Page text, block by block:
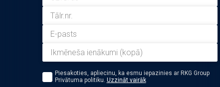
Piesakoties, apliecinu, ka esmu iepazinies ar RKG Group
Privātuma politiku. Uzzināt vairāk